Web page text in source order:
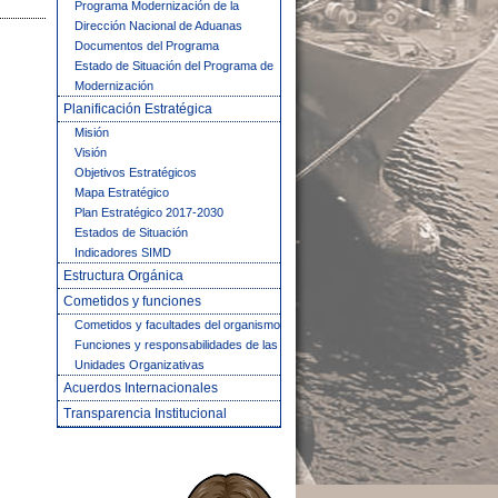
Programa Modernización de la
Dirección Nacional de Aduanas
Documentos del Programa
Estado de Situación del Programa de
Modernización
Planificación Estratégica
Misión
Visión
Objetivos Estratégicos
Mapa Estratégico
Plan Estratégico 2017-2030
Estados de Situación
Indicadores SIMD
Estructura Orgánica
Cometidos y funciones
Cometidos y facultades del organismo
Funciones y responsabilidades de las
Unidades Organizativas
Acuerdos Internacionales
Transparencia Institucional